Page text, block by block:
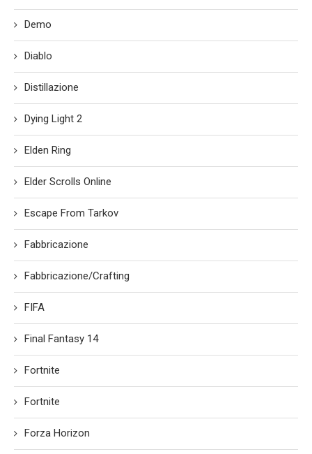
Demo
Diablo
Distillazione
Dying Light 2
Elden Ring
Elder Scrolls Online
Escape From Tarkov
Fabbricazione
Fabbricazione/Crafting
FIFA
Final Fantasy 14
Fortnite
Fortnite
Forza Horizon